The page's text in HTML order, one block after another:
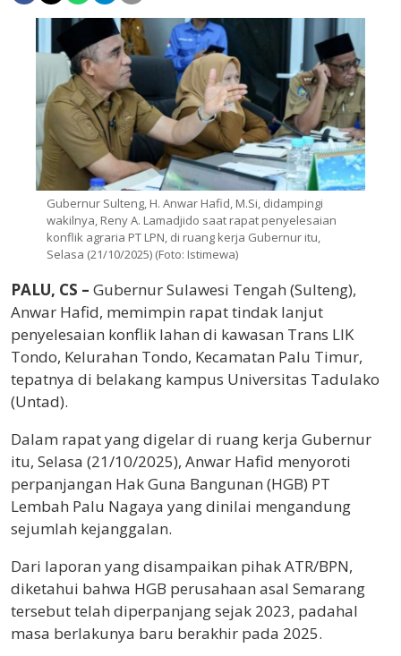
Gubernur Sulteng, H. Anwar Hafid, M.Si, didampingi
wakilnya, Reny A. Lamadjido saat rapat penyelesaian
konflik agraria PT LPN, di ruang kerja Gubernur itu,
Selasa (21/10/2025) (Foto: Istimewa)
PALU, CS – Gubernur Sulawesi Tengah (Sulteng),
Anwar Hafid, memimpin rapat tindak lanjut
penyelesaian konflik lahan di kawasan Trans LIK
Tondo, Kelurahan Tondo, Kecamatan Palu Timur,
tepatnya di belakang kampus Universitas Tadulako
(Untad).
Dalam rapat yang digelar di ruang kerja Gubernur
itu, Selasa (21/10/2025), Anwar Hafid menyoroti
perpanjangan Hak Guna Bangunan (HGB) PT
Lembah Palu Nagaya yang dinilai mengandung
sejumlah kejanggalan.
Dari laporan yang disampaikan pihak ATR/BPN,
diketahui bahwa HGB perusahaan asal Semarang
tersebut telah diperpanjang sejak 2023, padahal
masa berlakunya baru berakhir pada 2025.